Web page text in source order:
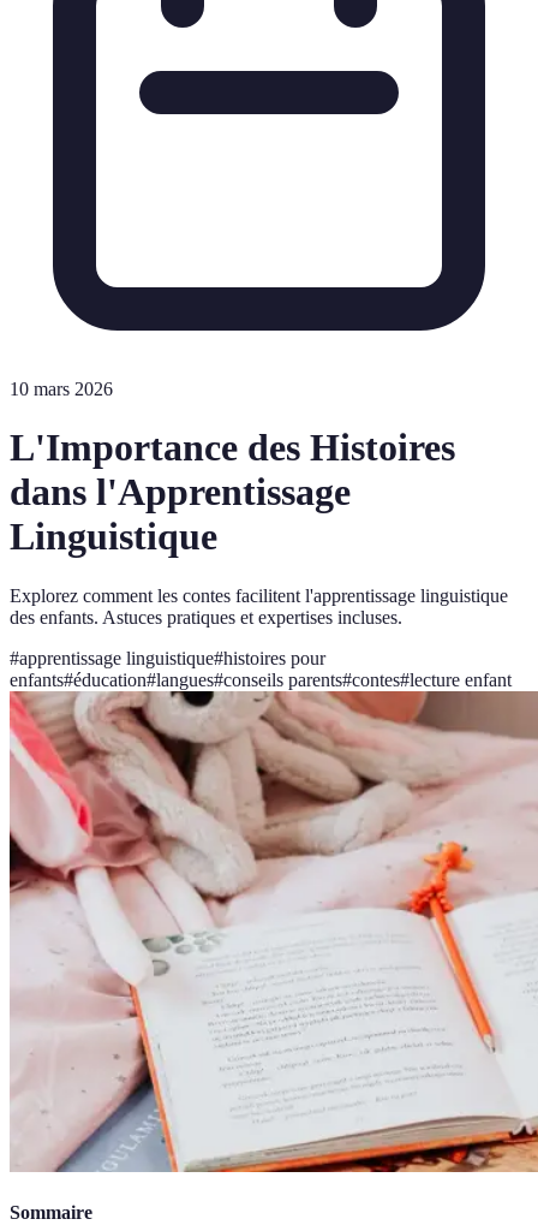
10 mars 2026
L'Importance des Histoires
dans l'Apprentissage
Linguistique
Explorez comment les contes facilitent l'apprentissage linguistique
des enfants. Astuces pratiques et expertises incluses.
#apprentissage linguistique#histoires pour
enfants#éducation#langues#conseils parents#contes#lecture enfant
Sommaire